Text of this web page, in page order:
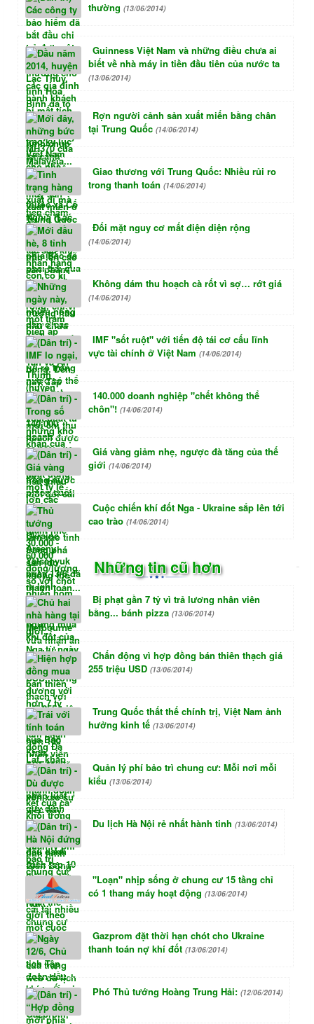
thường (13/06/2014)
Guinness Việt Nam và những điều chưa ai
biết về nhà máy in tiền đầu tiên của nước ta
(13/06/2014)
Rợn người cảnh sản xuất miến bằng chân
tại Trung Quốc (14/06/2014)
Giao thương với Trung Quốc: Nhiều rủi ro
trong thanh toán (14/06/2014)
Đối mặt nguy cơ mất điện diện rộng
(14/06/2014)
Không dám thu hoạch cà rốt vì sợ… rớt giá
(14/06/2014)
IMF "sốt ruột" với tiến độ tái cơ cấu lĩnh
vực tài chính ở Việt Nam (14/06/2014)
140.000 doanh nghiệp "chết không thể
chôn"! (14/06/2014)
Giá vàng giảm nhẹ, ngược đà tăng của thế
giới (14/06/2014)
Cuộc chiến khí đốt Nga - Ukraine sắp lên tới
cao trào (14/06/2014)
Những tin cũ hơn
Bị phạt gần 7 tỷ vì trả lương nhân viên
bằng... bánh pizza (13/06/2014)
Chấn động vì hợp đồng bán thiên thạch giá
255 triệu USD (13/06/2014)
Trung Quốc thất thế chính trị, Việt Nam ảnh
hưởng kinh tế (13/06/2014)
Quản lý phí bảo trì chung cư: Mỗi nơi mỗi
kiểu (13/06/2014)
Du lịch Hà Nội rẻ nhất hành tinh (13/06/2014)
"Loạn" nhịp sống ở chung cư 15 tầng chỉ
có 1 thang máy hoạt động (13/06/2014)
Gazprom đặt thời hạn chót cho Ukraine
thanh toán nợ khí đốt (13/06/2014)
Phó Thủ tướng Hoàng Trung Hải: (12/06/2014)